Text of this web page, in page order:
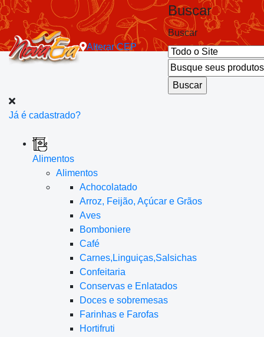
AlterarCEP
Buscar
Buscar
Já é cadastrado?
Alimentos
Alimentos
Achocolatado
Arroz, Feijão, Açúcar e Grãos
Aves
Bomboniere
Café
Carnes,Linguiças,Salsichas
Confeitaria
Conservas e Enlatados
Doces e sobremesas
Farinhas e Farofas
Hortifruti